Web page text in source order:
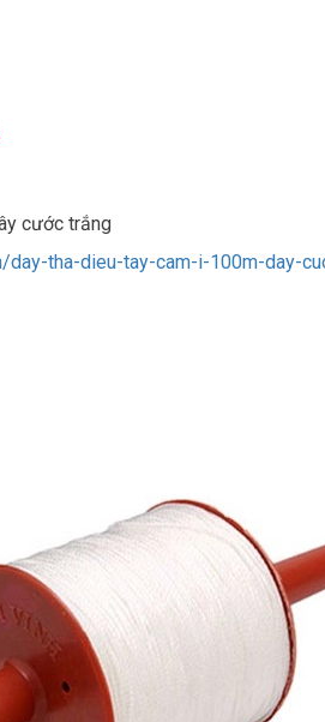
cước trắng
day-tha-dieu-tay-cam-i-100m-day-